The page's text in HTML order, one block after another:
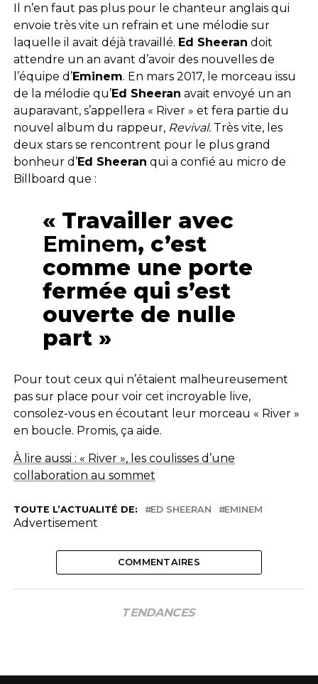
Il n’en faut pas plus pour le chanteur anglais qui
envoie très vite un refrain et une mélodie sur
laquelle il avait déjà travaillé. Ed Sheeran doit
attendre un an avant d’avoir des nouvelles de
l’équipe d’Eminem. En mars 2017, le morceau issu
de la mélodie qu’Ed Sheeran avait envoyé un an
auparavant, s’appellera « River » et fera partie du
nouvel album du rappeur, Revival.Très vite, les
deux stars se rencontrent pour le plus grand
bonheur d’Ed Sheeran qui a confié au micro de
Billboard que :
« Travailler avec
Eminem, c’est
comme une porte
fermée qui s’est
ouverte de nulle
part »
Pour tout ceux qui n’étaient malheureusement
pas sur place pour voir cet incroyable live,
consolez-vous en écoutant leur morceau « River »
en boucle. Promis, ça aide.
À lire aussi : « River », les coulisses d’une
collaboration au sommet
TOUTE L’ACTUALITÉ DE: ED SHEERAN EMINEM
Advertisement
COMMENTAIRES
TENDANCES